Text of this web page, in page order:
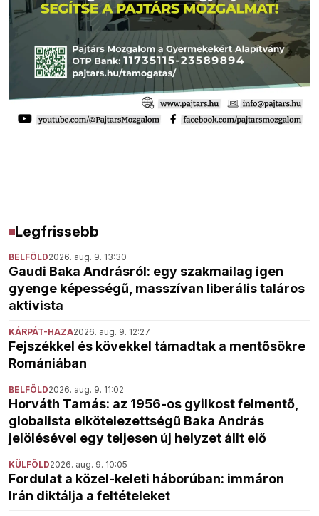
Legfrissebb
BELFÖLD2026. aug. 9. 13:30
Gaudi Baka Andrásról: egy szakmailag igen
gyenge képességű, masszívan liberális taláros
aktivista
KÁRPÁT-HAZA2026. aug. 9. 12:27
Fejszékkel és kövekkel támadtak a mentősökre
Romániában
BELFÖLD2026. aug. 9. 11:02
Horváth Tamás: az 1956-os gyilkost felmentő,
globalista elkötelezettségű Baka András
jelölésével egy teljesen új helyzet állt elő
KÜLFÖLD2026. aug. 9. 10:05
Fordulat a közel-keleti háborúban: immáron
Irán diktálja a feltételeket